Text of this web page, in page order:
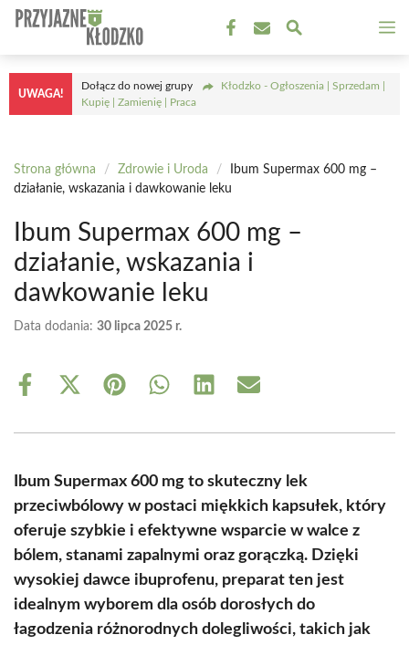
Przejdź
treści
UWAGA!
Dołącz do nowej grupy
Kłodzko - Ogłoszenia | Sprzedam |
Kupię | Zamienię | Praca
Strona główna / Zdrowie i Uroda /
Ibum Supermax 600 mg –
działanie, wskazania i dawkowanie leku
Ibum Supermax 600 mg –
działanie, wskazania i
dawkowanie leku
Data dodania: 30 lipca 2025 r.
Share
Share
(Twitter)
Share Share Share Share
Ibum Supermax 600 mg to skuteczny lek
przeciwbólowy w postaci miękkich kapsułek, który
oferuje szybkie i efektywne wsparcie w walce z
bólem, stanami zapalnymi oraz gorączką. Dzięki
wysokiej dawce ibuprofenu, preparat ten jest
idealnym wyborem dla osób dorosłych do
łagodzenia różnorodnych dolegliwości, takich jak